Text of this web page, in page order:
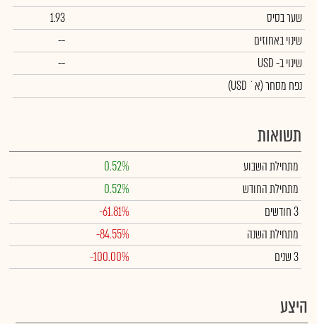
שער בסיס
1.93
שינוי באחוזים
--
שינויב- USD
--
נפח מסחר(א` USD)
תשואות
מתחילת השבוע
0.52%
מתחילת החודש
0.52%
3 חודשים
-61.81%
מתחילת השנה
-84.55%
3 שנים
-100.00%
היצע